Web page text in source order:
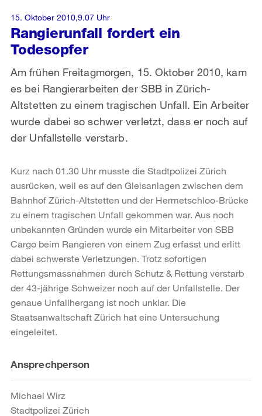
Rangierunfall fordert ein
Todesopfer
Am frühen Freitagmorgen, 15. Oktober 2010, kam
es bei Rangierarbeiten der SBB in Zürich-
Altstetten zu einem tragischen Unfall. Ein Arbeiter
wurde dabei so schwer verletzt, dass er noch auf
der Unfallstelle verstarb.
15. Oktober 2010,9.07 Uhr
Kurz nach 01.30 Uhr musste die Stadtpolizei Zürich
ausrücken, weil es auf den Gleisanlagen zwischen dem
Bahnhof Zürich-Altstetten und der Hermetschloo-Brücke
zu einem tragischen Unfall gekommen war. Aus noch
unbekannten Gründen wurde ein Mitarbeiter von SBB
Cargo beim Rangieren von einem Zug erfasst und erlitt
dabei schwerste Verletzungen. Trotz sofortigen
Rettungsmassnahmen durch Schutz & Rettung verstarb
der 43-jährige Schweizer noch auf der Unfallstelle. Der
genaue Unfallhergang ist noch unklar. Die
Staatsanwaltschaft Zürich hat eine Untersuchung
eingeleitet.
Weitere
Informationen
Ansprechperson
Michael Wirz
Stadtpolizei Zürich